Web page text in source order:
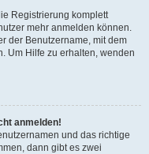
Registrierung komplett
mehr anmelden können.
der Benutzername, mit dem
Um Hilfe zu erhalten, wenden
anmelden!
und das richtige
dann gibt es zwei